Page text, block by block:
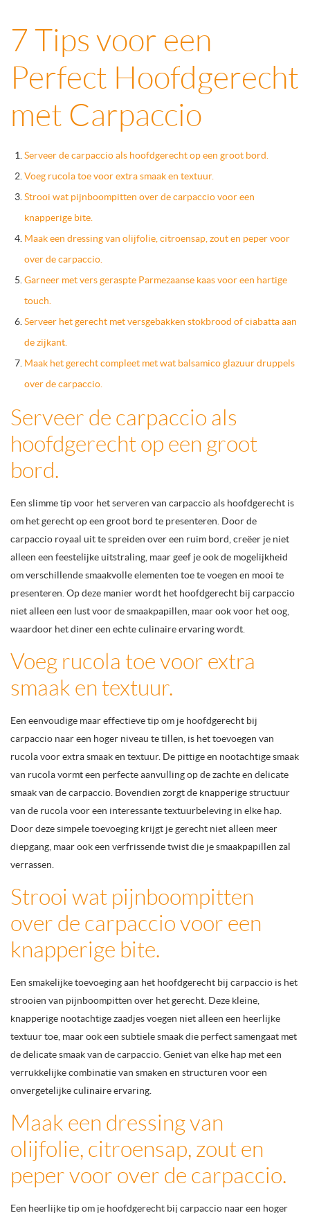
7 Tips voor een
Perfect Hoofdgerecht
met Carpaccio
Serveer de carpaccio als hoofdgerecht op een groot bord.
Voeg rucola toe voor extra smaak en textuur.
Strooi wat pijnboompitten over de carpaccio voor een
knapperige bite.
Maak een dressing van olijfolie, citroensap, zout en peper voor
over de carpaccio.
Garneer met vers geraspte Parmezaanse kaas voor een hartige
touch.
Serveer het gerecht met versgebakken stokbrood of ciabatta aan
de zijkant.
Maak het gerecht compleet met wat balsamico glazuur druppels
over de carpaccio.
Serveer de carpaccio als
hoofdgerecht op een groot
bord.
Een slimme tip voor het serveren van carpaccio als hoofdgerecht is
om het gerecht op een groot bord te presenteren. Door de
carpaccio royaal uit te spreiden over een ruim bord, creëer je niet
alleen een feestelijke uitstraling, maar geef je ook de mogelijkheid
om verschillende smaakvolle elementen toe te voegen en mooi te
presenteren. Op deze manier wordt het hoofdgerecht bij carpaccio
niet alleen een lust voor de smaakpapillen, maar ook voor het oog,
waardoor het diner een echte culinaire ervaring wordt.
Voeg rucola toe voor extra
smaak en textuur.
Een eenvoudige maar effectieve tip om je hoofdgerecht bij
carpaccio naar een hoger niveau te tillen, is het toevoegen van
rucola voor extra smaak en textuur. De pittige en nootachtige smaak
van rucola vormt een perfecte aanvulling op de zachte en delicate
smaak van de carpaccio. Bovendien zorgt de knapperige structuur
van de rucola voor een interessante textuurbeleving in elke hap.
Door deze simpele toevoeging krijgt je gerecht niet alleen meer
diepgang, maar ook een verfrissende twist die je smaakpapillen zal
verrassen.
Strooi wat pijnboompitten
over de carpaccio voor een
knapperige bite.
Een smakelijke toevoeging aan het hoofdgerecht bij carpaccio is het
strooien van pijnboompitten over het gerecht. Deze kleine,
knapperige nootachtige zaadjes voegen niet alleen een heerlijke
textuur toe, maar ook een subtiele smaak die perfect samengaat met
de delicate smaak van de carpaccio. Geniet van elke hap met een
verrukkelijke combinatie van smaken en structuren voor een
onvergetelijke culinaire ervaring.
Maak een dressing van
olijfolie, citroensap, zout en
peper voor over de carpaccio.
Een heerlijke tip om je hoofdgerecht bij carpaccio naar een hoger